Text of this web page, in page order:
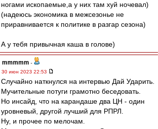
ногами ископаемые,а у них там хуй ночевал)
(надеюсь экономика в межсезонье не
приравнивается к политике в разгар сезона)
А у тебя привычная каша в голове)
mmmmm -
30 июн 2023 22:53
Случайно наткнулся на интервью Дай Ударить.
Мучительные потуги грамотно беседовать.
Но инсайд, что на карандаше два ЦН - один
уровневый, другой лучший для РПРЛ.
Ну, и прочее по мелочам.